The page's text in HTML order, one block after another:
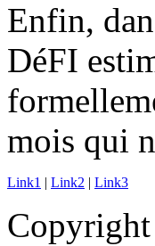
Enfin,
DéFI
mois qui
Link1 | Link2 | Link3